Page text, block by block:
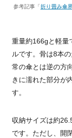
参考記事「 折り畳み傘
重量約166gと軽量
ルです。骨は8本
常の傘とは逆の方
きに濡れた部分が
す。
収納サイズは約
です。ただし、開